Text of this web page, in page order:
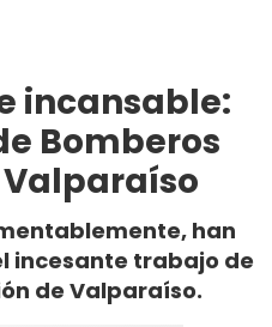
incansable:
Bomberos
han
incesante trabajo de
de Valparaíso.